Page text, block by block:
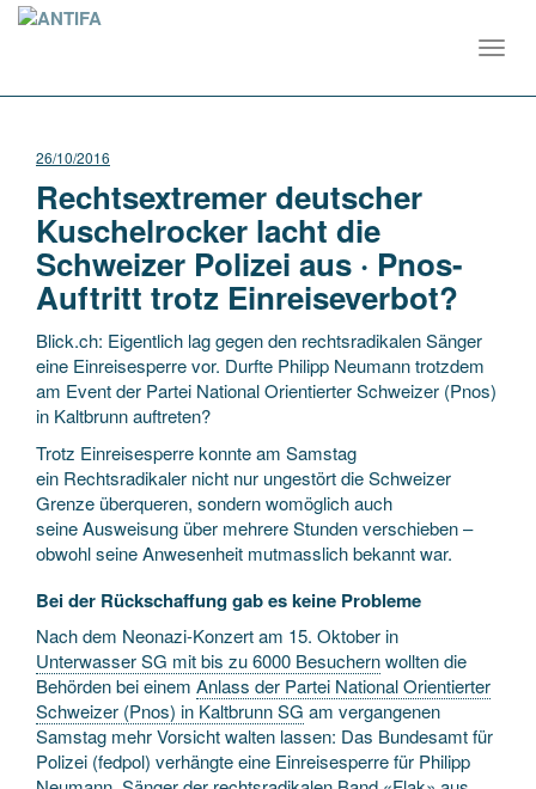
26/10/2016
Rechtsextremer deutscher
Kuschelrocker lacht die
Schweizer Polizei aus · Pnos-
Auftritt trotz Einreiseverbot?
Blick.ch: Eigentlich lag gegen den rechtsradikalen Sänger
eine Einreisesperre vor. Durfte Philipp Neumann trotzdem
am Event der Partei National Orientierter Schweizer (Pnos)
in Kaltbrunn auftreten?
Trotz Einreisesperre konnte am Samstag
ein Rechtsradikaler nicht nur ungestört die Schweizer
Grenze überqueren, sondern womöglich auch
seine Ausweisung über mehrere Stunden verschieben –
obwohl seine Anwesenheit mutmasslich bekannt war.
Bei der Rückschaffung gab es keine Probleme
Nach dem Neonazi-Konzert am 15. Oktober in
Unterwasser SG mit bis zu 6000 Besuchernwollten die
Behörden bei einem Anlass der Partei National Orientierter
Schweizer (Pnos) in Kaltbrunn SG am vergangenen
Samstag mehr Vorsicht walten lassen: Das Bundesamt für
Polizei (fedpol) verhängte eine Einreisesperre für Philipp